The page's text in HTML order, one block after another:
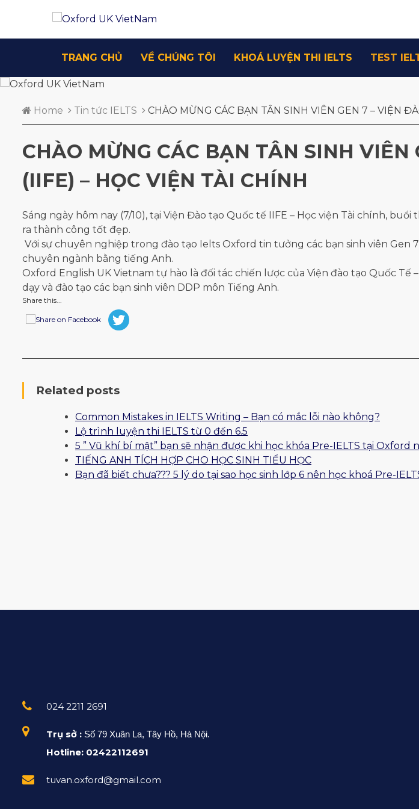
TRANG CHỦ VỀ CHÚNG TÔI KHOÁ LUYỆN THI IELTS TEST
Home Tin tức IELTS CHÀO MỪNG CÁC BẠN TÂN SINH VIÊN GEN 7 – VIỆN
CHÀO MỪNG CÁC BẠN TÂN SINH
(IIFE) – HỌC VIỆN TÀI CHÍNH
Sáng ngày hôm nay (7/10), tại Viện Đào tạo Quốc tế IIFE – Học viện Tài chính,
ra thành công tốt đẹp.
Với sự chuyên nghiệp trong đào tạo Ielts Oxford tin tưởng các bạn sinh viên Gen
chuyên ngành bằng tiếng Anh.
Oxford English UK Vietnam tự hào là đối tác chiến lược của Viện đào tạo Quốc
dạy và đào tạo các bạn sinh viên DDP môn Tiếng Anh.
Share this...
Related posts
Common Mistakes in IELTS Writing – Bạn có mắc lỗi nào không?
Lộ trình luyện thi IELTS từ 0 đến 6.5
5 ” Vũ khí bí mật” bạn sẽ nhận được khi học khóa Pre-IELTS tại Oxford
TIẾNG ANH TÍCH HỢP CHO HỌC SINH TIỂU HỌC
Bạn đã biết chưa??? 5 lý do tại sao học sinh lớp 6 nên học khoá Pre-
024 2211 2691
Trụ sở : Số 79 Xuân La, Tây Hồ, Hà Nội.
Hotline: 02422112691
tuvan.oxford@gmail.com